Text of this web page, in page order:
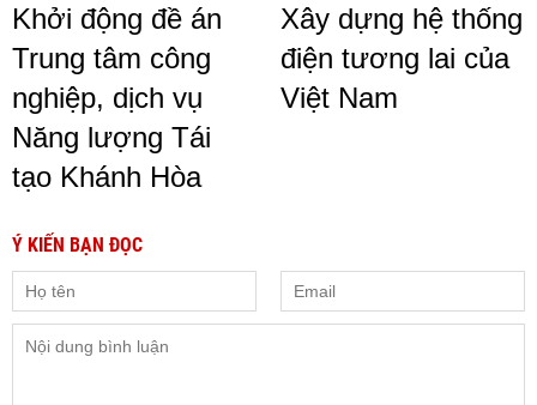
Khởi động đề án
Trung tâm công
nghiệp, dịch vụ
Năng lượng Tái
tạo Khánh Hòa
Xây dựng hệ thống
điện tương lai của
Việt Nam
Ý KIẾN BẠN ĐỌC